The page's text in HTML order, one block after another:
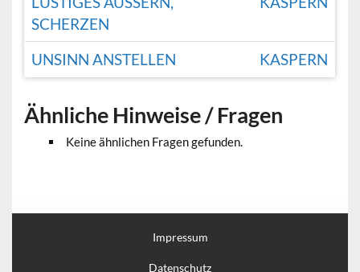
CHERZEN
UNSINN ANSTELLEN KASPERN
Ähnliche Hinweise / Fragen
Keine ähnlichen Fragen gefunden.
Impressum
Datenschutz